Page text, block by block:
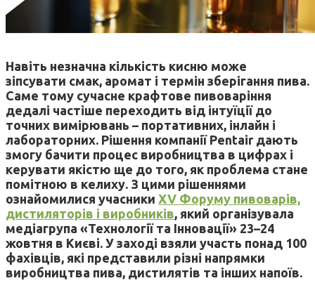
Навіть незначна кількість кисню може
зіпсувати смак, аромат і термін зберігання пива.
Саме тому сучасне крафтове пивоваріння
дедалі частіше переходить від інтуїції до
точних вимірювань – портативних, інлайн і
лабораторних. Рішення компанії Pentair дають
змогу бачити процес виробництва в цифрах і
керувати якістю ще до того, як проблема стане
помітною в келиху. З цими рішеннями
ознайомилися учасники XV Форуму пивоварів,
дистиляторів і виробників, який організувала
медіагрупа «Технології та Інновації» 23–24
жовтня в Києві. У заході взяли участь понад 100
фахівців, які представили різні напрямки
виробництва пива, дистилятів та інших напоїв.